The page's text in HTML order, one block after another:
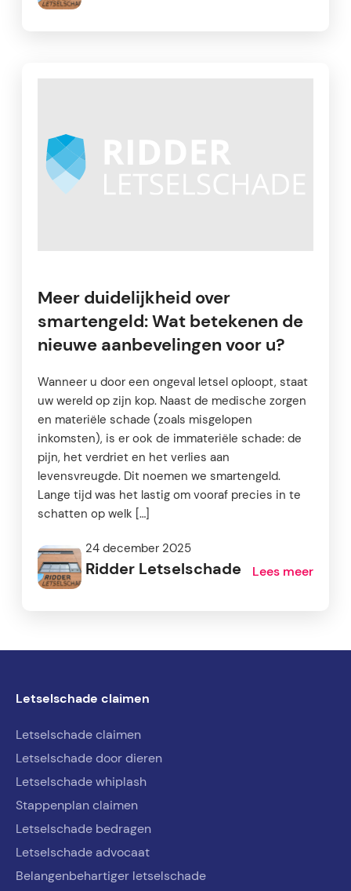
Meer duidelijkheid over
smartengeld: Wat betekenen de
nieuwe aanbevelingen voor u?
Wanneer u door een ongeval letsel oploopt, staat
uw wereld op zijn kop. Naast de medische zorgen
en materiële schade (zoals misgelopen
inkomsten), is er ook de immateriële schade: de
pijn, het verdriet en het verlies aan
levensvreugde. Dit noemen we smartengeld.
Lange tijd was het lastig om vooraf precies in te
schatten op welk […]
24 december 2025
Ridder Letselschade Lees meer
Letselschade claimen
Letselschade claimen
Letselschade door dieren
Letselschade whiplash
Stappenplan claimen
Letselschade bedragen
Letselschade advocaat
Belangenbehartiger letselschade